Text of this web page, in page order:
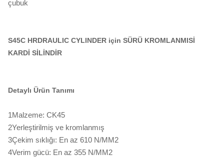
çubuk
S45C HRDRAULIC CYLINDER için SÜRÜ KROMLANMISİ
KARDİ SİLİNDİR
Detaylı Ürün Tanımı
1Malzeme: CK45
2Yerleştirilmiş ve kromlanmış
3Çekim sıklığı: En az 610 N/MM2
4Verim gücü: En az 355 N/MM2